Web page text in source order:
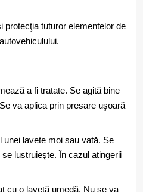
protecţia tuturor elementelor de
a fi tratate. Se agită bine
va aplica prin presare uşoară
unei lavete moi sau vată. Se
lustruieşte. În cazul atingerii
cu o lavetă umedă. Nu se va